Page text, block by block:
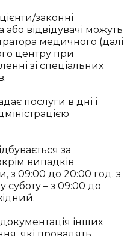
законні
відвідувачі можуть
медичного (далі
центру при
зі спеціальних
послуги в дні і
за
випадків
з 09:00 до 20:00 год. з
суботу – з 09:00 до
інших